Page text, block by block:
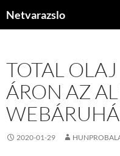
Netvarazslo
TOTAL
ÁRON AZ
2020-01-29